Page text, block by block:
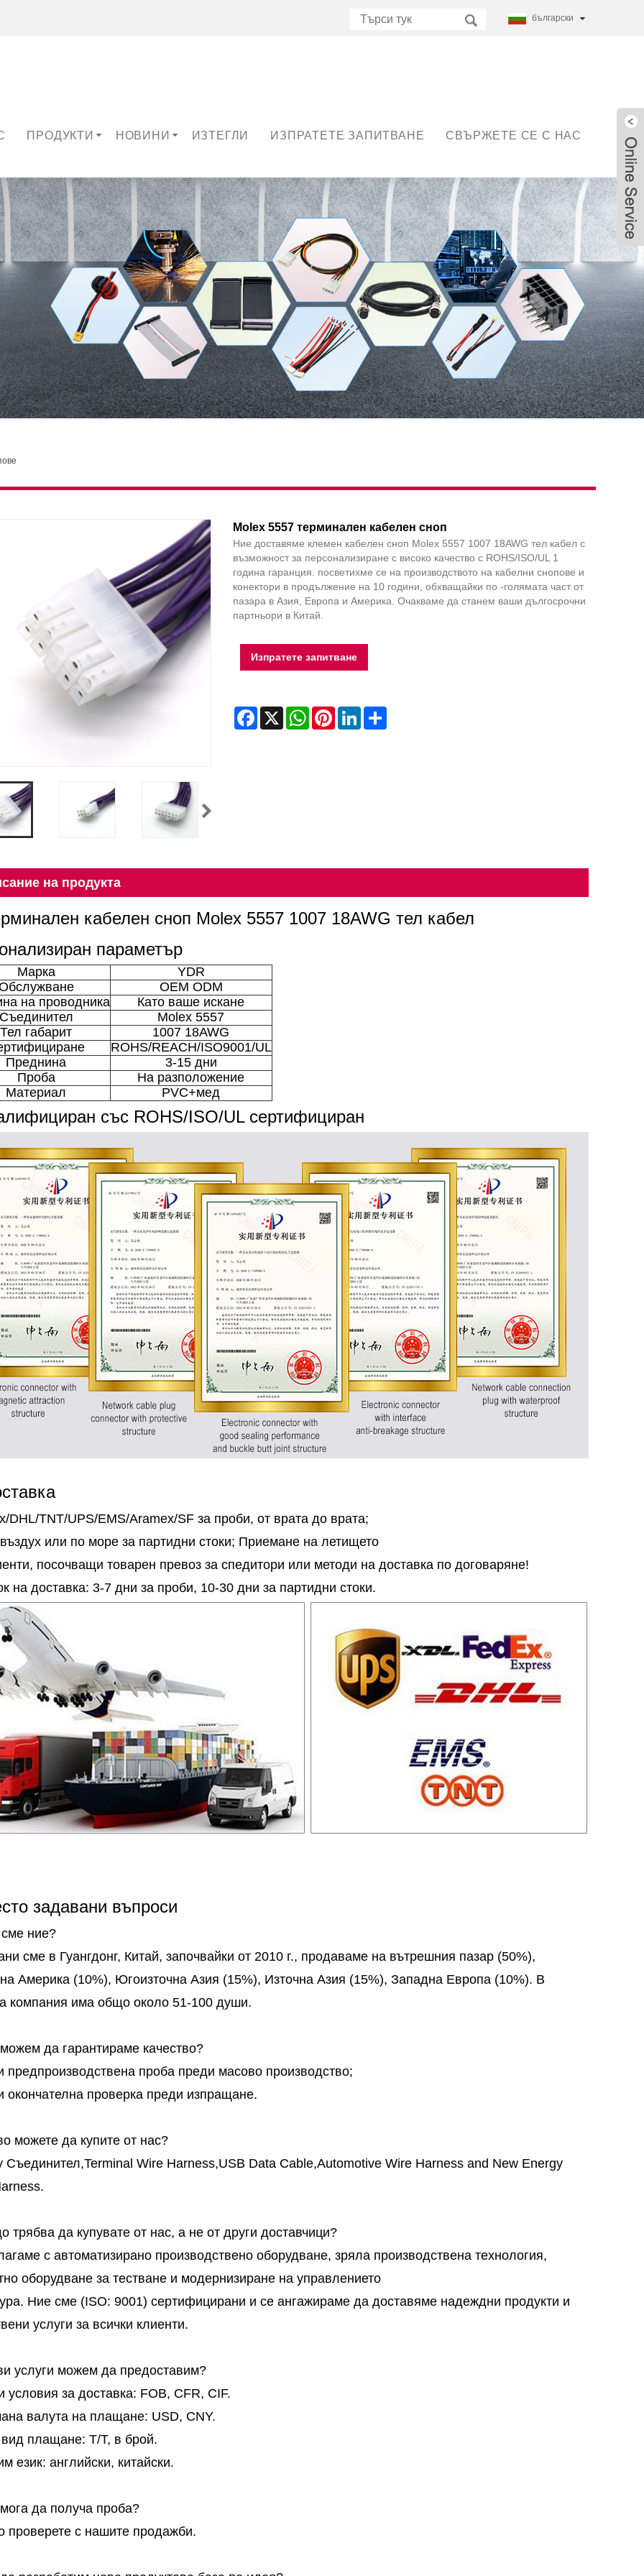
български
ПРОДУКТИ НОВИНИ ИЗТЕГЛИ ИЗПРАТЕТЕ ЗАПИТВАНЕ СВЪРЖЕТЕ СЕ С НАС
Molex 5557 терминален кабелен сноп
Ние доставяме клемен кабелен сноп Molex 5557 1007 18AWG тел кабел с
възможност за персонализиране с високо качество с ROHS/ISO/UL 1
година гаранция. посветихме се на производството на кабелни снопове и
конектори в продължение на 10 години, обхващайки по -голямата част от
пазара в Азия, Европа и Америка. Очакваме да станем ваши дългосрочни
партньори в Китай.
Изпратете запитване
Facebook
X WhatsAppPinterestLinkedInShare
на продукта
кабелен сноп Molex 5557 1007 18AWG тел кабел
параметър
Марка
YDR
OEM ODM
на проводника
Като ваше искане
Molex 5557
Тел габарит
1007 18AWG
ROHS/REACH/ISO9001/UL
Преднина
3-15 дни
Проба
На разположение
Материал
PVC+мед
със ROHS/ISO/UL сертифициран
DHL/TNT/UPS/EMS/Aramex/SF за проби, от врата до врата;
или по море за партидни стоки; Приемане на летището
посочващи товарен превоз за спедитори или методи на доставка по договаряне!
на доставка: 3-7 дни за проби, 10-30 дни за партидни стоки.
задавани въпроси
ние?
сме в Гуангдонг, Китай, започвайки от 2010 г., продаваме на вътрешния пазар (50%),
Америка (10%), Югоизточна Азия (15%), Източна Азия (15%), Западна Европа (10%). В
компания има общо около 51-100 души.
да гарантираме качество?
предпроизводствена проба преди масово производство;
окончателна проверка преди изпращане.
можете да купите от нас?
Съединител,Terminal Wire Harness,USB Data Cable,Automotive Wire Harness and New Energy
трябва да купувате от нас, а не от други доставчици?
с автоматизирано производствено оборудване, зряла производствена технология,
оборудване за тестване и модернизиране на управлението
Ние сме (ISO: 9001) сертифицирани и се ангажираме да доставяме надеждни продукти и
услуги за всички клиенти.
услуги можем да предоставим?
условия за доставка: FOB, CFR, CIF.
валута на плащане: USD, CNY.
плащане: T/T, в брой.
език: английски, китайски.
да получа проба?
проверете с нашите продажби.